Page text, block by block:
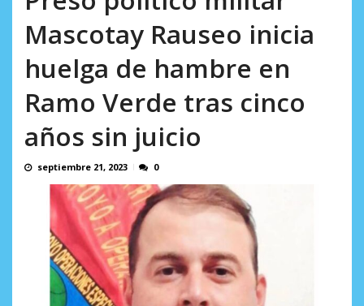
Mascotay Rauseo inicia
huelga de hambre en
Ramo Verde tras cinco
años sin juicio
septiembre 21, 2023 0